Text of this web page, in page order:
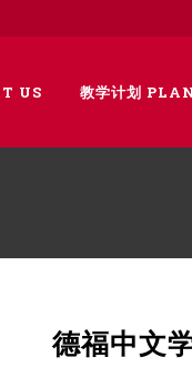
US 教学计划
德福中文